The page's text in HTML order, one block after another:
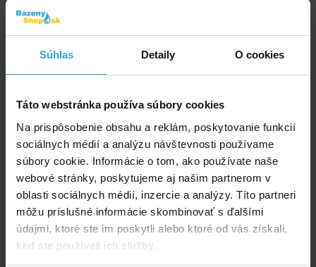
Súhlas Detaily O cookies
Táto webstránka používa súbory cookies
Na prispôsobenie obsahu a reklám, poskytovanie funkcií
sociálnych médií a analýzu návštevnosti používame
súbory cookie. Informácie o tom, ako používate naše
webové stránky, poskytujeme aj našim partnerom v
oblasti sociálnych médií, inzercie a analýzy. Títo partneri
môžu príslušné informácie skombinovať s ďalšími
údajmi, ktoré ste im poskytli alebo ktoré od vás získali,
keď ste používali ich služby.
Uvedená cena je za 1kus lehátka.
Kód produktu:
Spýtajte sa predavača
Podrobný popis
Podrobný popis
Vyrobené z vinylu o hrúbke 0,25mm.